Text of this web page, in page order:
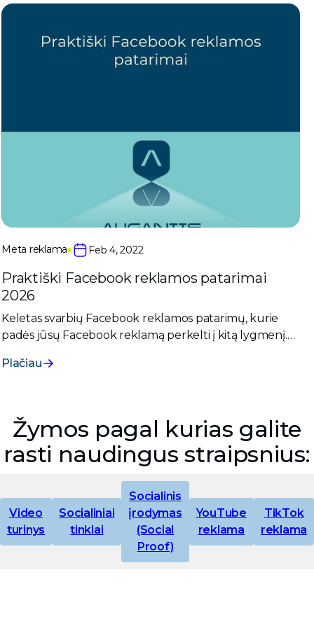
Meta reklama Feb 4, 2022
Praktiški Facebook reklamos patarimai
2026
Keletas svarbių Facebook reklamos patarimų, kurie
padės jūsų Facebook reklamą perkelti į kitą lygmenį.
Facebook reklama ir yra esminių principų taikymas.
Plačiau
Žymos pagal kurias galite
rasti naudingus straipsnius:
Video
turinys
Socialiniai
tinklai
Socialinis
įrodymas
(Social
Proof)
YouTube
reklama
TikTok
reklama